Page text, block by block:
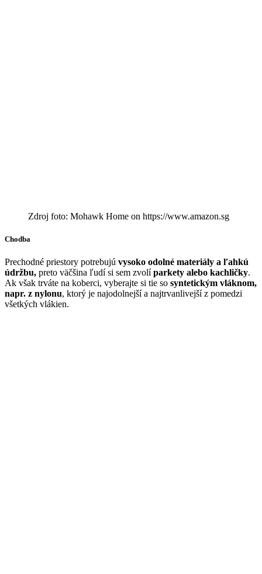
Zdroj foto: Mohawk Home on https://www.amazon.sg
Chodba
Prechodné priestory potrebujú vysoko odolné materiály a ľahkú
údržbu, preto väčšina ľudí si sem zvolíparkety alebo kachličky.
Ak však trváte na koberci, vyberajte si tie so syntetickým vláknom,
napr. z nylonu, ktorý je najodolnejší a najtrvanlivejší z pomedzi
všetkých vlákien.